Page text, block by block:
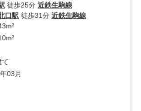
徒歩25分 近鉄生駒線
口駅 徒歩31分 近鉄生駒線
て
03月